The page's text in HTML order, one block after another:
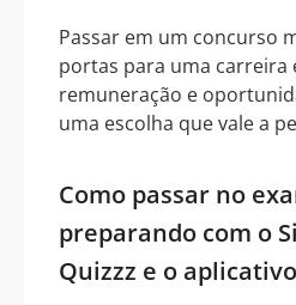
Passar em um concurso
portas para uma carreira
remuneração e
uma escolha que vale a
Como passar no
preparando com o
Quizzz e o